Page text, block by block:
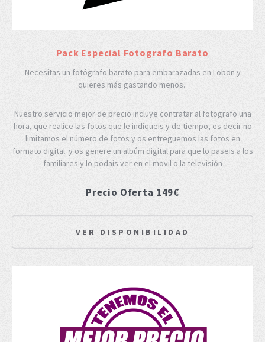
Pack Especial Fotografo Barato
Necesitas un fotógrafo barato para embarazadas en Lobon y
quieres más gastando menos.
Nuestro servicio mejor de precio incluye contratar al fotografo una
hora, que realice las fotos que le indiqueis y de tiempo, es decir no
limitamos el número de fotos y os entreguemos las fotos en
formato digital y os genere un albúm digital para que lo paseis a los
familiares y lo podais ver en el movil o la televisión
Precio Oferta 149€
VER DISPONIBILIDAD